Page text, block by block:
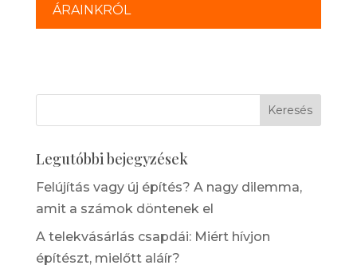
ÁRAINKRÓL
Legutóbbi bejegyzések
Felújítás vagy új építés? A nagy dilemma,
amit a számok döntenek el
A telekvásárlás csapdái: Miért hívjon
építészt, mielőtt aláír?